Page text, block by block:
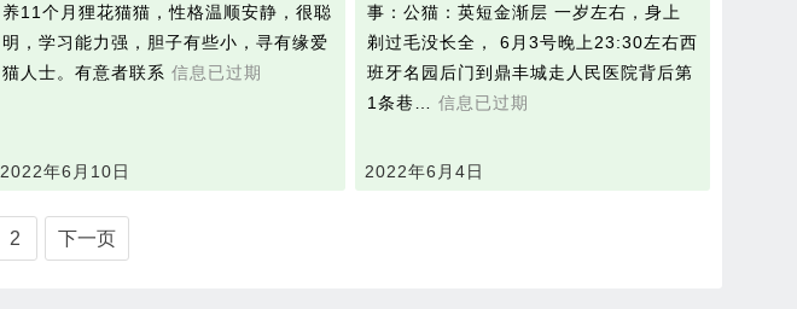
养11个月狸花猫猫，性格温顺安静，很聪
明，学习能力强，胆子有些小，寻有缘爱
猫人士。有意者联系 信息已过期
2022年6月10日
事：公猫：英短金渐层 一岁左右，身上
剃过毛没长全， 6月3号晚上23:30左右西
班牙名园后门到鼎丰城走人民医院背后第
1条巷… 信息已过期
2022年6月4日
2 下一页